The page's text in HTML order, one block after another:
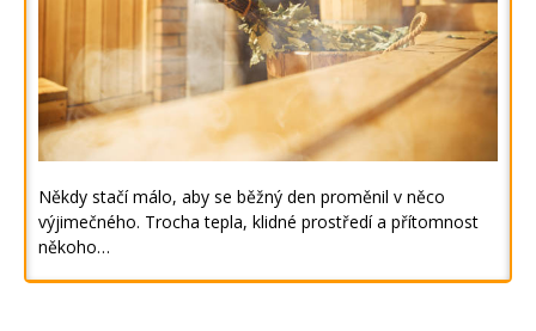
Někdy stačí málo, aby se běžný den proměnil v něco
výjimečného. Trocha tepla, klidné prostředí a přítomnost
někoho…